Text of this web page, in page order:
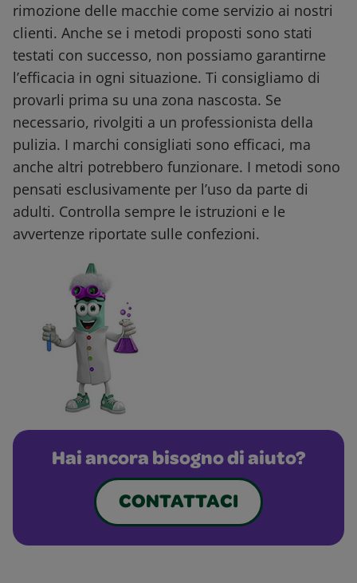
rimozione delle macchie come servizio ai nostri
clienti. Anche se i metodi proposti sono stati
testati con successo, non possiamo garantirne
l’efficacia in ogni situazione. Ti consigliamo di
provarli prima su una zona nascosta. Se
necessario, rivolgiti a un professionista della
pulizia. I marchi consigliati sono efficaci, ma
anche altri potrebbero funzionare. I metodi sono
pensati esclusivamente per l’uso da parte di
adulti. Controlla sempre le istruzioni e le
avvertenze riportate sulle confezioni.
Hai ancora bisogno di aiuto?
CONTATTACI